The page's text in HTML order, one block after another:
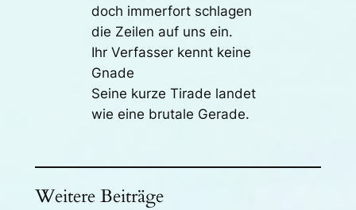
doch immerfort schlagen
die Zeilen auf uns ein.
Ihr Verfasser kennt keine
Gnade
Seine kurze Tirade landet
wie eine brutale Gerade.
Weitere Beiträge